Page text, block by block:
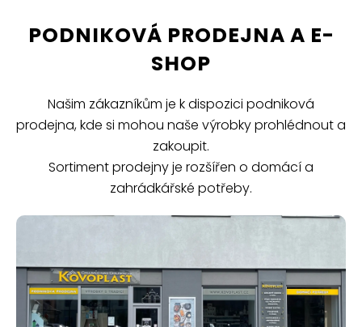
PODNIKOVÁ PRODEJNA A E-
SHOP
Našim zákazníkům je k dispozici podniková
prodejna, kde si mohou naše výrobky prohlédnout a
zakoupit.
Sortiment prodejny je rozšířen o domácí a
zahrádkářské potřeby.